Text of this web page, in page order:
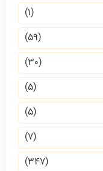
(۱)
(۵۹)
(۳۰)
(۵)
(۵)
(۷)
(۳۴۷)